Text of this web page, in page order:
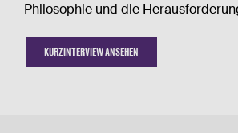
Philosophie und die
KURZINTERVIEW ANSEHEN